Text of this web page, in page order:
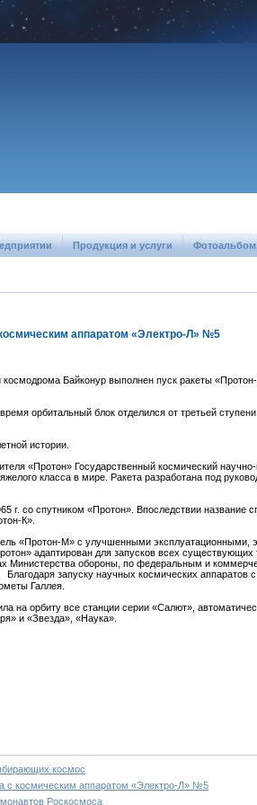
Продукция и услуги Фотоальбом
аппаратом «Электро-Л» №5
Байконур выполнен пуск ракеты
орбитальный блок отделился от третьей
истории.
«Протон» Государственный космический
класса в мире. Ракета разработана под
г. со спутником «Протон». Впоследствии название
К».
«Протон-М» с улучшенными эксплуатационными,
адаптирован для запусков всех
Министерства обороны, по федеральным и
запуску научных космических
Галлея.
на орбиту все станции серии «Салют»,
и «Звезда», «Наука».
космос
с космическим аппаратом «Электро-Л» №5
Роскосмоса